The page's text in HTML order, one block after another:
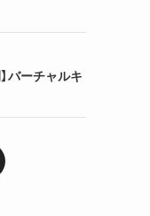
バーチャルキ